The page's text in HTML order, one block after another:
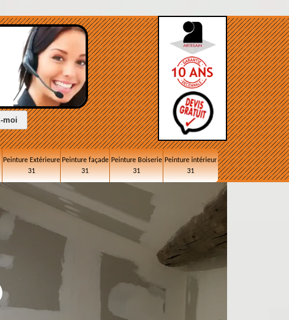
Peinture Extérieure
31
Peinture façade
31
Peinture Boiserie
31
Peinture intérieur
31